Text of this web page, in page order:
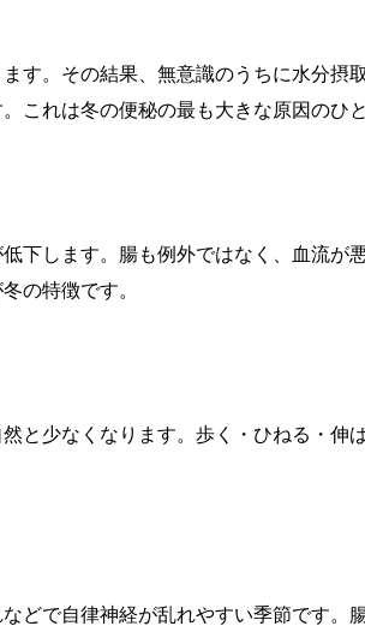
す。その結果、無意識のうちに水分摂
これは冬の便秘の最も大きな原因のひと
下します。腸も例外ではなく、血流が
の特徴です。
と少なくなります。歩く・ひねる・伸
どで自律神経が乱れやすい季節です。